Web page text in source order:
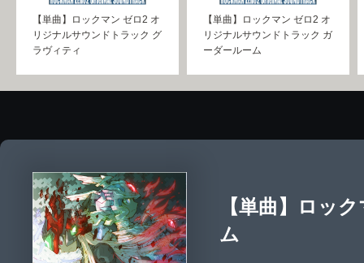
【単曲】ロックマン ゼロ2 オ
リジナルサウンドトラック グ
ラヴィティ
【単曲】ロックマン ゼロ2 オ
リジナルサウンドトラック ガ
ーダールーム
【単曲】ロッ
ム